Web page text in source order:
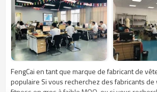
FengCai en tant que marque de fabricant de
populaire Si vous recherchez des fabricants